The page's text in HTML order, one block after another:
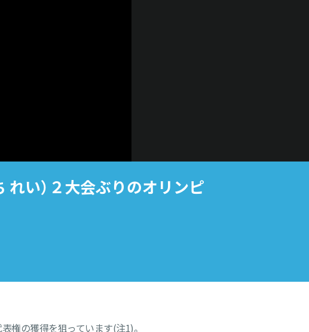
れい）２大会ぶりのオリンピ
権の獲得を狙っています(注1)。